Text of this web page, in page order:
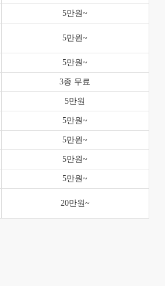
5만원~
5만원~
5만원~
3종 무료
5만원
5만원~
5만원~
5만원~
5만원~
20만원~